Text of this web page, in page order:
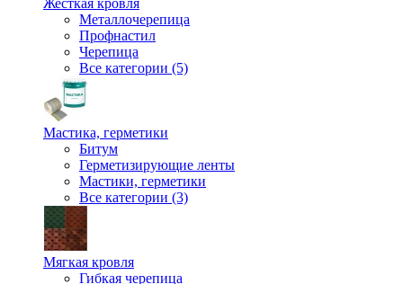
Металлочерепица
Профнастил
Черепица
Все категории (5)
Мастика, герметики
Битум
Герметизирующие ленты
Мастики, герметики
Все категории (3)
Мягкая кровля
Гибкая черепица